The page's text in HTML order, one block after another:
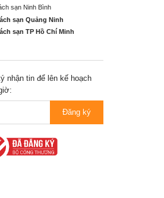
sạn Ninh Bình
sạn Quảng Ninh
sạn TP Hồ Chí Minh
nhận tin để lên kế hoạch
Đăng ký